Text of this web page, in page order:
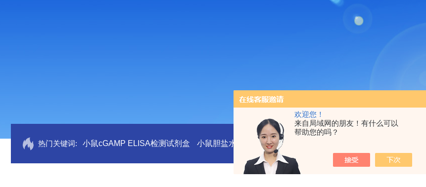
欢迎您！
来自局域网的朋友！有什么可以
帮助您的吗？
热门关键词: 小鼠cGAMP ELISA检测试剂盒 小鼠胆盐水解酶(BSH)ELISA试剂盒